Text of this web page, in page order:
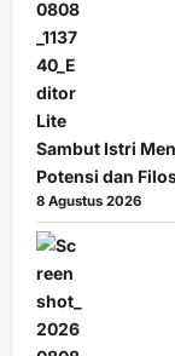
Sambut Istri
Potensi dan
8 Agustus 2026